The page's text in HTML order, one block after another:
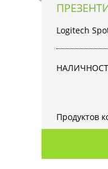
Logitech
Продуктов